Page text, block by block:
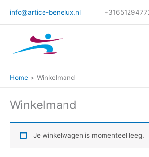
naar
de
info@artice-benelux.nl
Home Winkelmand
Winkelmand
Je winkelwagen is momenteel leeg.